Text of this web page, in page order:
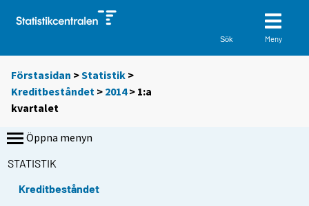
Sök Meny
Förstasidan >Statistik >
Kreditbeståndet > 2014> 1:a
kvartalet
Öppna menyn
STATISTIK
Kreditbeståndet